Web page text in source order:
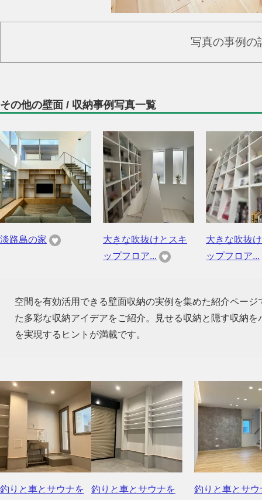
写真の事例の
その他の壁面 / 収納事例写真一覧
淡路島の家
大きな吹抜けとスキ
ップフロア...
大きな吹抜
ップフロア...
空間を有効活用できる壁面収納の実例を集めた紹介ペー
た多彩な収納アイデアをご紹介。見せる収納と隠す収納
を実現するヒントが満載です。
釣りと車とサウナを
釣りと車とサウナを
釣りと車とサウ